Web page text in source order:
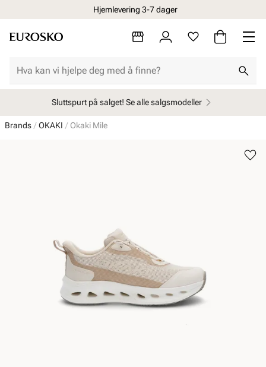
Hjemlevering 3-7 dager
Sluttspurt på salget! Se alle salgsmodeller
Brands OKAKI Okaki Mile